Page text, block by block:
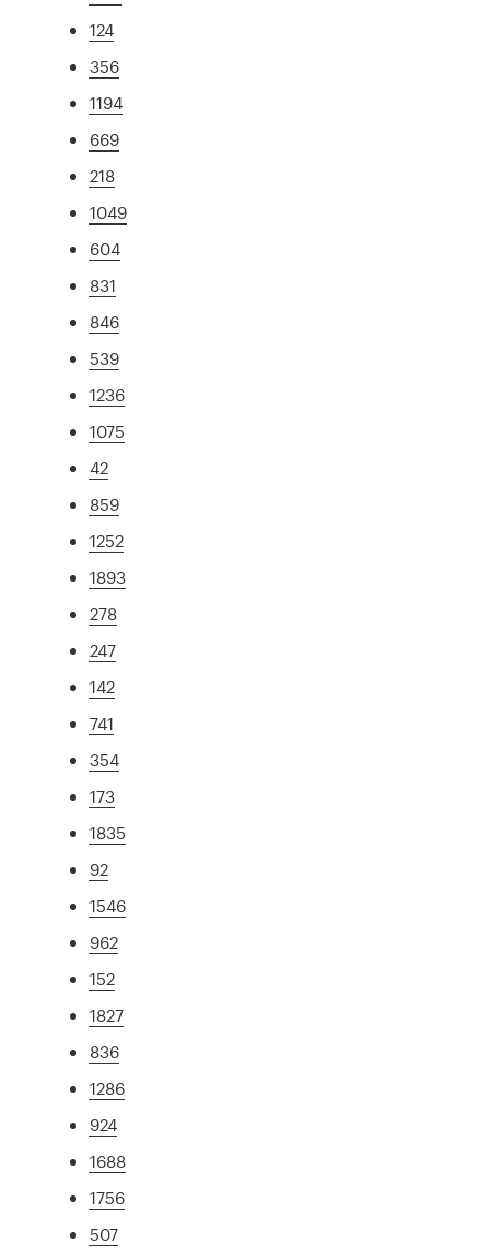
124
356
1194
669
218
1049
604
831
846
539
1236
1075
42
859
1252
1893
278
247
142
741
354
173
1835
92
1546
962
152
1827
836
1286
924
1688
1756
507